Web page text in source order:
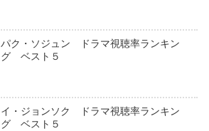
パク・ソジュン ドラマ視聴率ランキン
グ ベスト５
イ・ジョンソク ドラマ視聴率ランキン
グ ベスト５